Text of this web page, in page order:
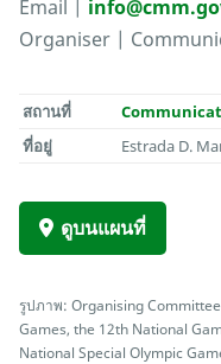
Email |
Organiser |
สถานที่
ที่อยู่
Estrada D.
ดูบนแผนที่
รูปภาพ: Organising
Games, the 12th National
National Special Olympic